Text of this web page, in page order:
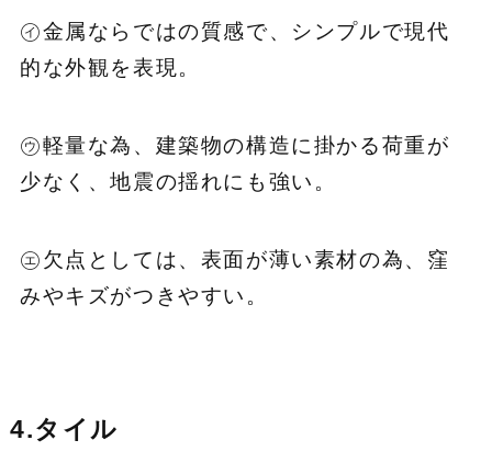
㋑金属ならではの質感で、シンプルで現代
的な外観を表現。
㋒軽量な為、建築物の構造に掛かる荷重が
少なく、地震の揺れにも強い。
㋓欠点としては、表面が薄い素材の為、窪
みやキズがつきやすい。
4.タイル